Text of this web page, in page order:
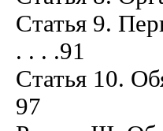
Статья 9.
. . . .91
Статья 10.
97